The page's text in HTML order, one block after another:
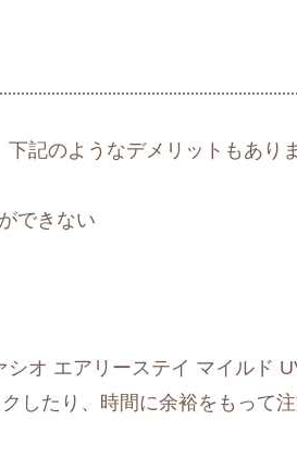
記のようなデメリットもありま
できない
オ エアリーステイ マイルド
したり、時間に余裕をもって